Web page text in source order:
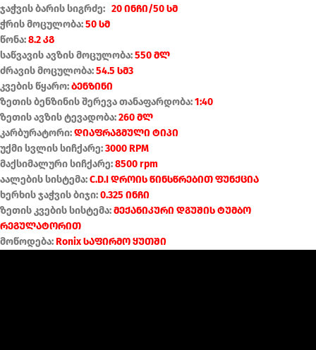
ჯაჭვის ბარის სიგრძე: 20 ინჩი/50 სმ
ჭრის მოცულობა:50 სმ
წონა:8.2 კგ
საწვავის ავზის მოცულობა:550 მლ
ძრავის მოცულობა:54.5 სმ3
კვების წყარო:ბენზინი
ზეთის ბენზინის შერევა თანაფარდობა:1:40
ზეთის ავზის ტევადობა:260 მლ
კარბურატორი:დიაფრაგმული ტიპი
უქმი სვლის სიჩქარე:3000 RPM
მაქსიმალური სიჩქარე:8500 rpm
აალების სისტემა:C.D.I დროის წინსწრებით ფუნქცია
ხერხის ჯაჭვის ბიჯი:0.325 ინჩი
ზეთის კვების სისტემა:მექანიკური დგუშის ტუმბო
რეგულატორით
მოწოდება:Ronix საფირმო ყუთში